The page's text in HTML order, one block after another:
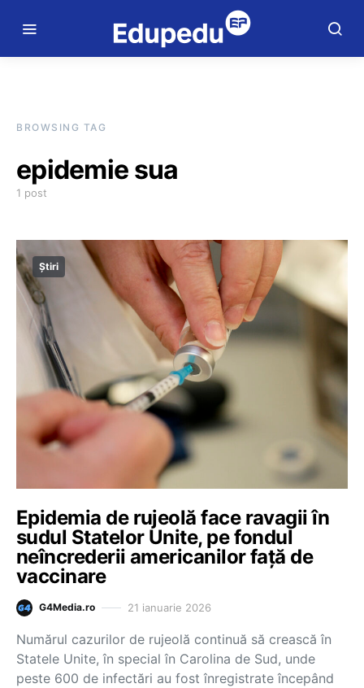
BROWSING TAG
epidemie sua
1 post
Știri
Epidemia de rujeolă face ravagii în
sudul Statelor Unite, pe fondul
neîncrederii americanilor față de
vaccinare
G4Media.ro 21 ianuarie 2026
Numărul cazurilor de rujeolă continuă să crească în
Statele Unite, în special în Carolina de Sud, unde
peste 600 de infectări au fost înregistrate începând